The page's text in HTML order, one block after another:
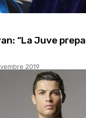
“La Juve
2019